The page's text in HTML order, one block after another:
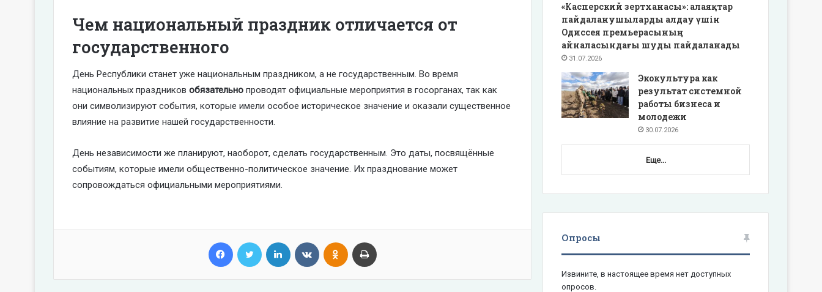
Чем национальный праздник отличается от
государственного
День Республики станет уже национальным праздником, а не государственным. Во время
национальных праздников обязательно проводят официальные мероприятия в госорганах, так как
они символизируют события, которые имели особое историческое значение и оказали существенное
влияние на развитие нашей государственности.
День независимости же планируют, наоборот, сделать государственным. Это даты, посвящённые
событиям, которые имели общественно-политическое значение. Их празднование может
сопровождаться официальными мероприятиями.
Facebook Twitter LinkedIn VKontakteOdnoklassniki
«Касперский зертханасы»: алаяқтар
пайдаланушыларды алдау үшін
Одиссея премьерасының
айналасындағы шуды пайдаланады
31.07.2026
Экокультура как
результат системной
работы бизнеса и
молодежи
30.07.2026
Еще...
Опросы
Извините, в настоящее время нет доступных
опросов.